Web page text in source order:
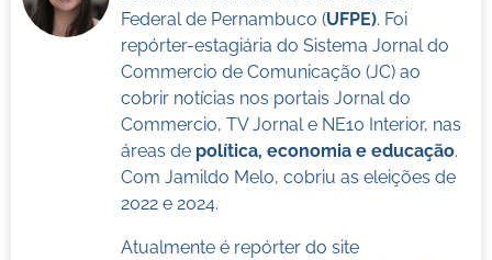
Federal de Pernambuco (UFPE). Foi
repórter-estagiária do Sistema Jornal do
Commercio de Comunicação (JC) ao
cobrir notícias nos portais Jornal do
Commercio, TV Jornal e NE10 Interior, nas
áreas de política, economia e educação.
Com Jamildo Melo, cobriu as eleições de
2022 e 2024.
Atualmente é repórter do site